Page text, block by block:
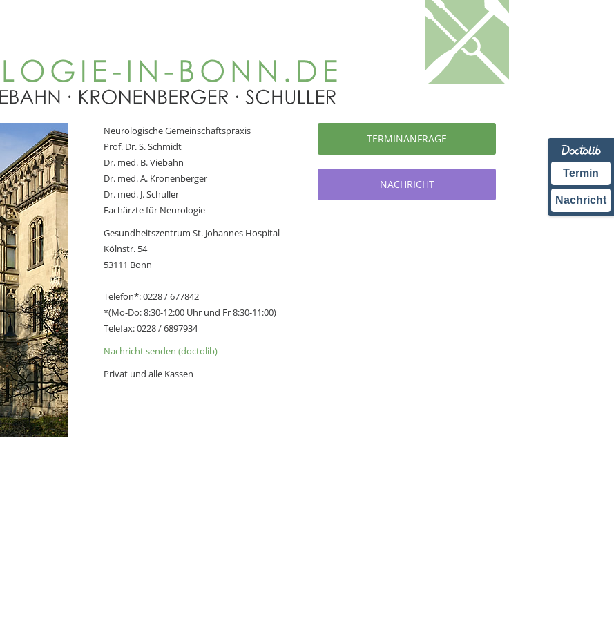
Termin
Nachricht
Neurologische Gemeinschaftspraxis
Prof. Dr. S. Schmidt
Dr. med. B. Viebahn
Dr. med. A. Kronenberger
Dr. med. J. Schuller
Fachärzte für Neurologie
Gesundheitszentrum St. Johannes Hospital
Kölnstr. 54
53111 Bonn
Telefon*: 0228 / 677842
*(Mo-Do: 8:30-12:00 Uhr und Fr 8:30-11:00)
Telefax: 0228 / 6897934
Nachricht senden (doctolib)
Privat und alle Kassen
TERMINANFRAGE
NACHRICHT